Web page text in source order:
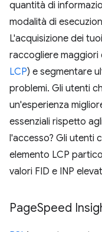
quantità di
modalità di
L'acquisizione dei
raccogliere maggiori
LCP) e segmentare
problemi. Gli utenti
un'esperienza
essenziali rispetto
l'accesso? Gli utenti
elemento LCP
valori FID e INP
PageSpeed